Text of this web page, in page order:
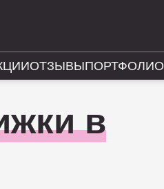
ОТЗЫВЫПОРТФОЛИО
в